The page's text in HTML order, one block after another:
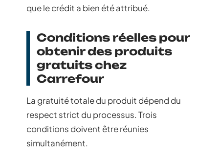
que le crédit a bien été attribué.
Conditions réelles pour
obtenir des produits
gratuits chez
Carrefour
La gratuité totale du produit dépend du
respect strict du processus. Trois
conditions doivent être réunies
simultanément.